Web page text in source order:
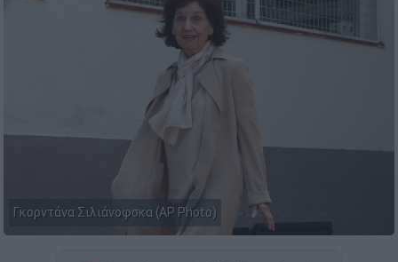
Γκορντάνα Σιλιάνοφσκα (ΑΡ Photo)